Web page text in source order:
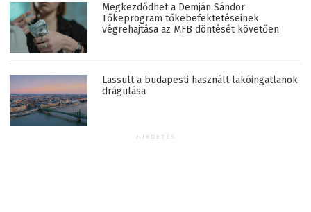
Megkezdődhet a Demján Sándor
Tőkeprogram tőkebefektetéseinek
végrehajtása az MFB döntését követően
Lassult a budapesti használt lakóingatlanok
drágulása
HIRDETÉS